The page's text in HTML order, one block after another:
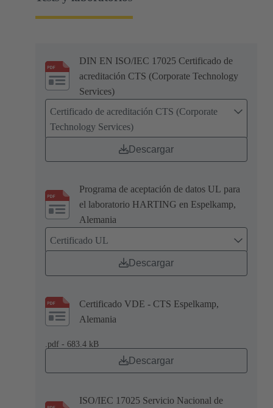
DIN EN ISO/IEC 17025 Certificado de
acreditación CTS (Corporate Technology
Services)
Certificado de acreditación CTS (Corporate
Technology Services)
Descargar
Programa de aceptación de datos UL para
el laboratorio HARTING en Espelkamp,
Alemania
Certificado UL
Descargar
Certificado VDE - CTS Espelkamp,
Alemania
.pdf - 683.4 kB
Descargar
ISO/IEC 17025 Servicio Nacional de